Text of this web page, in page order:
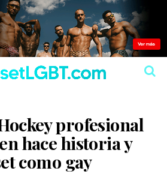
profesional
hace historia y
como gay